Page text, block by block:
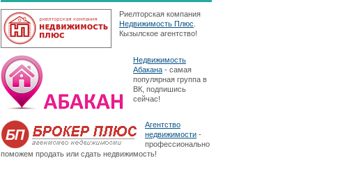
Риелторская компания
Недвижимость Плюс
Кызылское агентство!
Недвижимость
Абакана - самая
популярная группа в
ВК, подпишись
сейчас!
Агентство
недвижимости -
профессионально
поможем продать или сдать недвижимость!